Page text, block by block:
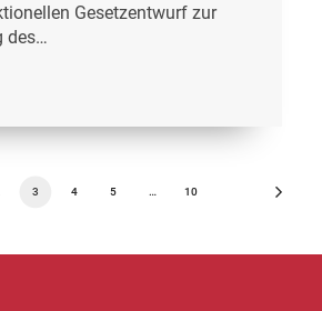
Gesetzentwurf zur
des…
3 4 5 … 10